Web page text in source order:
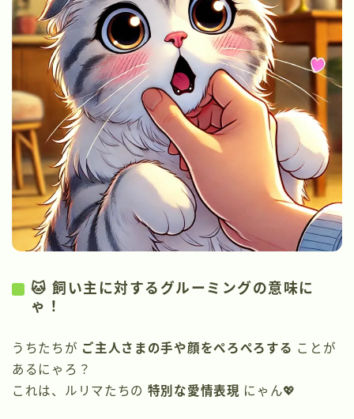
🐱 飼い主に対するグルーミングの意味に
ゃ！
うちたちが ご主人さまの手や顔をぺろぺろする ことが
あるにゃろ？
これは、ルリマたちの 特別な愛情表現 にゃん💖